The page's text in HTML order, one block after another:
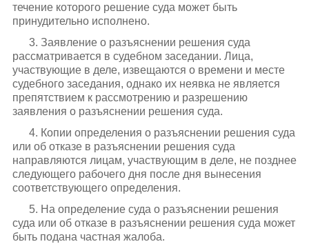
течение которого решение суда может быть
принудительно исполнено.
3. Заявление о разъяснении решения суда
рассматривается в судебном заседании. Лица,
участвующие в деле, извещаются о времени и месте
судебного заседания, однако их неявка не является
препятствием к рассмотрению и разрешению
заявления о разъяснении решения суда.
4. Копии определения о разъяснении решения суда
или об отказе в разъяснении решения суда
направляются лицам, участвующим в деле, не позднее
следующего рабочего дня после дня вынесения
соответствующего определения.
5. На определение суда о разъяснении решения
суда или об отказе в разъяснении решения суда может
быть подана частная жалоба.